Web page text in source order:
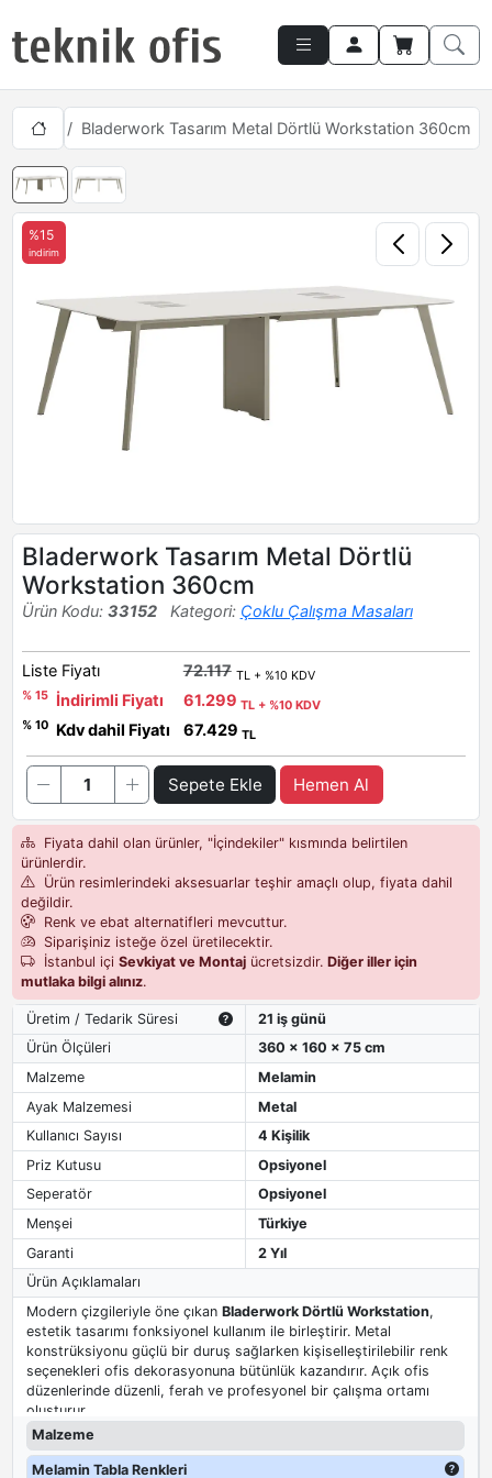
Bladerwork Tasarım Metal Dörtlü Workstation 360cm
%15
indirim
Bladerwork Tasarım Metal Dörtlü
Workstation 360cm
Ürün Kodu: 33152 Kategori: Çoklu Çalışma Masaları
Liste Fiyatı 72.117 TL + %10 KDV
% 15
İndirimli Fiyatı 61.299 TL + %10 KDV
% 10
Kdv dahil Fiyatı 67.429 TL
Sepete Ekle Hemen Al
Fiyata dahil olan ürünler, "İçindekiler" kısmında belirtilen
ürünlerdir.
Ürün resimlerindeki aksesuarlar teşhir amaçlı olup, fiyata dahil
değildir.
Renk ve ebat alternatifleri mevcuttur.
Siparişiniz isteğe özel üretilecektir.
İstanbul içi Sevkiyat ve Montajücretsizdir. Diğer iller için
mutlaka bilgi alınız.
Üretim / Tedarik Süresi
21 iş günü
Ürün Ölçüleri
360 x 160 x 75 cm
Malzeme
Melamin
Ayak Malzemesi
Metal
Kullanıcı Sayısı
4 Kişilik
Priz Kutusu
Opsiyonel
Seperatör
Opsiyonel
Menşei
Türkiye
Garanti
2 Yıl
Ürün Açıklamaları
Modern çizgileriyle öne çıkan Bladerwork Dörtlü Workstation,
estetik tasarımı fonksiyonel kullanım ile birleştirir. Metal
konstrüksiyonu güçlü bir duruş sağlarken kişiselleştirilebilir renk
seçenekleri ofis dekorasyonuna bütünlük kazandırır. Açık ofis
düzenlerinde düzenli, ferah ve profesyonel bir çalışma ortamı
oluşturur.
Malzeme
Melamin Tabla Renkleri